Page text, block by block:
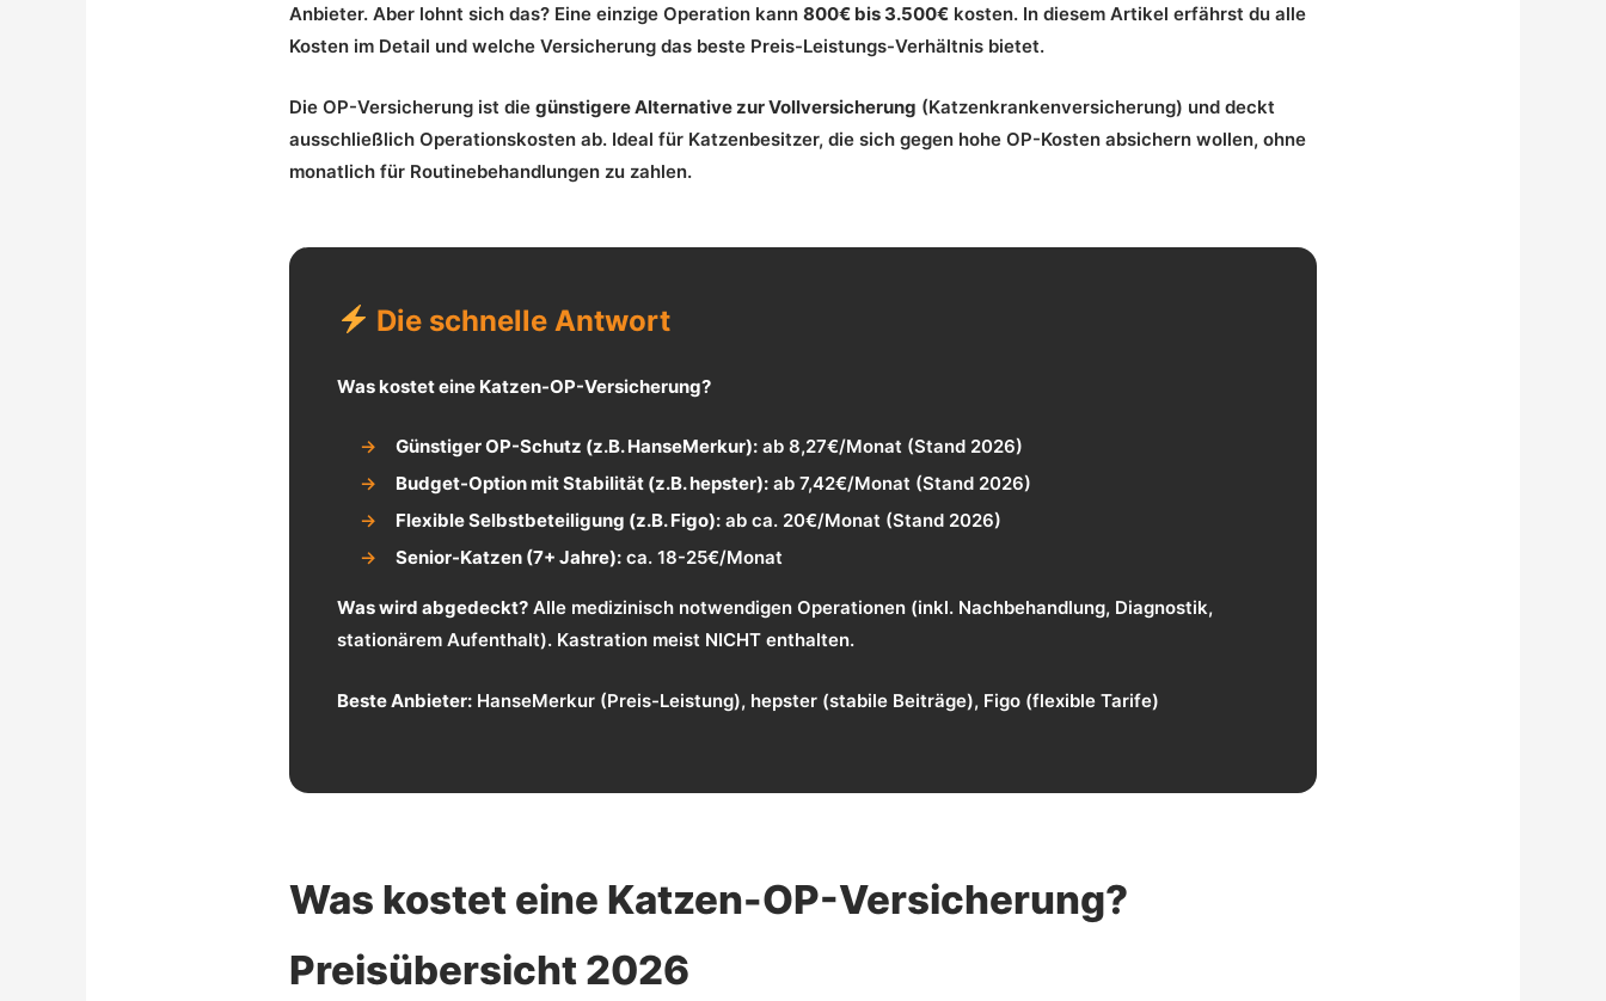
Anbieter. Aber lohnt sich das? Eine einzige Operation kann 800€ bis 3.500€ kosten. In diesem Artikel erfährst du alle
Kosten im Detail und welche Versicherung das beste Preis-Leistungs-Verhältnis bietet.
Die OP-Versicherung ist die günstigere Alternative zur Vollversicherung (Katzenkrankenversicherung) und deckt
ausschließlich Operationskosten ab. Ideal für Katzenbesitzer, die sich gegen hohe OP-Kosten absichern wollen, ohne
monatlich für Routinebehandlungen zu zahlen.
Die schnelle Antwort
Was kostet eine Katzen-OP-Versicherung?
Günstiger OP-Schutz (z.B. HanseMerkur):ab 8,27€/Monat (Stand 2026)
Budget-Option mit Stabilität (z.B. hepster):ab 7,42€/Monat (Stand 2026)
Flexible Selbstbeteiligung (z.B. Figo):ab ca. 20€/Monat (Stand 2026)
Senior-Katzen (7+ Jahre):ca. 18-25€/Monat
Was wird abgedeckt? Alle medizinisch notwendigen Operationen (inkl. Nachbehandlung, Diagnostik,
stationärem Aufenthalt). Kastration meist NICHT enthalten.
Beste Anbieter: HanseMerkur (Preis-Leistung), hepster (stabile Beiträge), Figo (flexible Tarife)
Was kostet eine Katzen-OP-Versicherung?
Preisübersicht 2026